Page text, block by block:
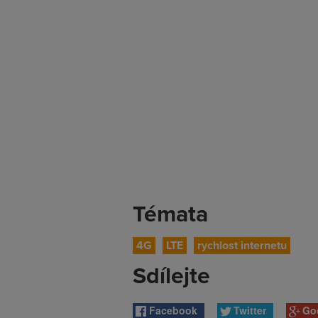
Témata
4G LTE rychlost internetu
Sdílejte
Facebook Twitter